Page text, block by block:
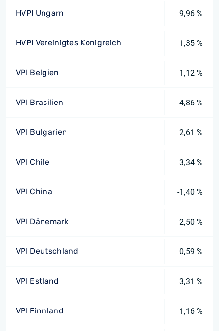
HVPI Ungarn 9,96 %
HVPI Vereinigtes Konigreich 1,35 %
VPI Belgien 1,12 %
VPI Brasilien 4,86 %
VPI Bulgarien 2,61 %
VPI Chile 3,34 %
VPI China -1,40 %
VPI Dänemark 2,50 %
VPI Deutschland 0,59 %
VPI Estland 3,31 %
VPI Finnland 1,16 %